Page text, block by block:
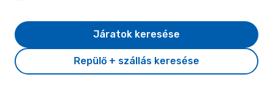
Repülő + szállás keresése
Járatok keresése